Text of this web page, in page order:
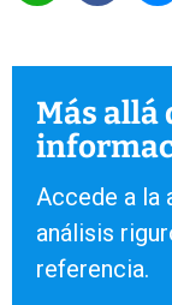
Más allá
Accede a la
análisis
referencia.